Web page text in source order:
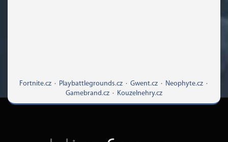
Fortnite.cz· Playbattlegrounds.cz· Gwent.cz· Neophyte.cz·
Gamebrand.cz · Kouzelnehry.cz